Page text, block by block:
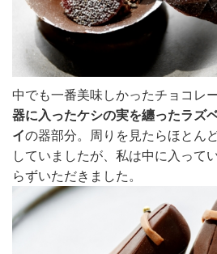
中でも一番美味しかったチョコレー
器に入ったケシの実を纏ったラズ
イの器部分。周りを見たらほとん
していましたが、私は中に入って
らずいただきました。